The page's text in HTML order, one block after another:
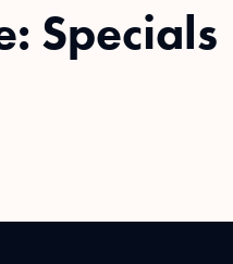
Specials